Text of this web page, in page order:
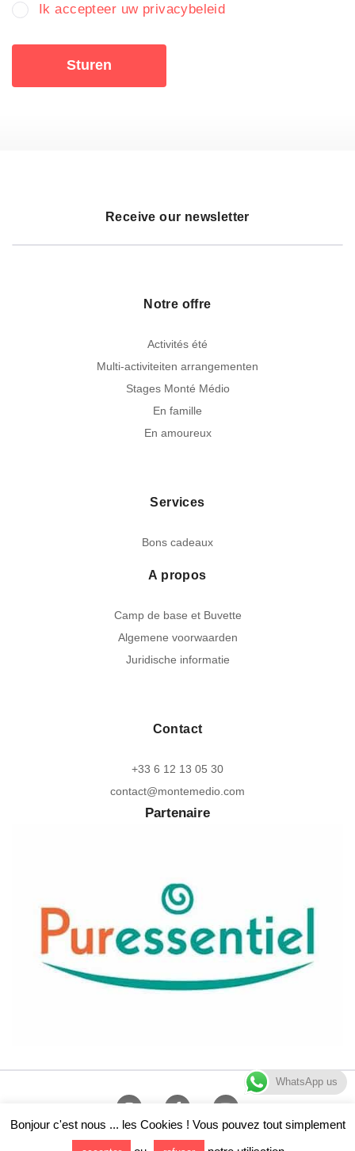
Ik accepteer uw privacybeleid
Sturen
Receive our newsletter
Notre offre
Activités été
Multi-activiteiten arrangementen
Stages Monté Médio
En famille
En amoureux
Services
Bons cadeaux
A propos
Camp de base et Buvette
Algemene voorwaarden
Juridische informatie
Contact
+33 6 12 13 05 30
contact@montemedio.com
Partenaire
Copyright © 2026 Canyoning Annecy et Sport Monté Médio
Bonjour c'est nous ... les Cookies ! Vous pouvez tout simplement
WhatsApp us